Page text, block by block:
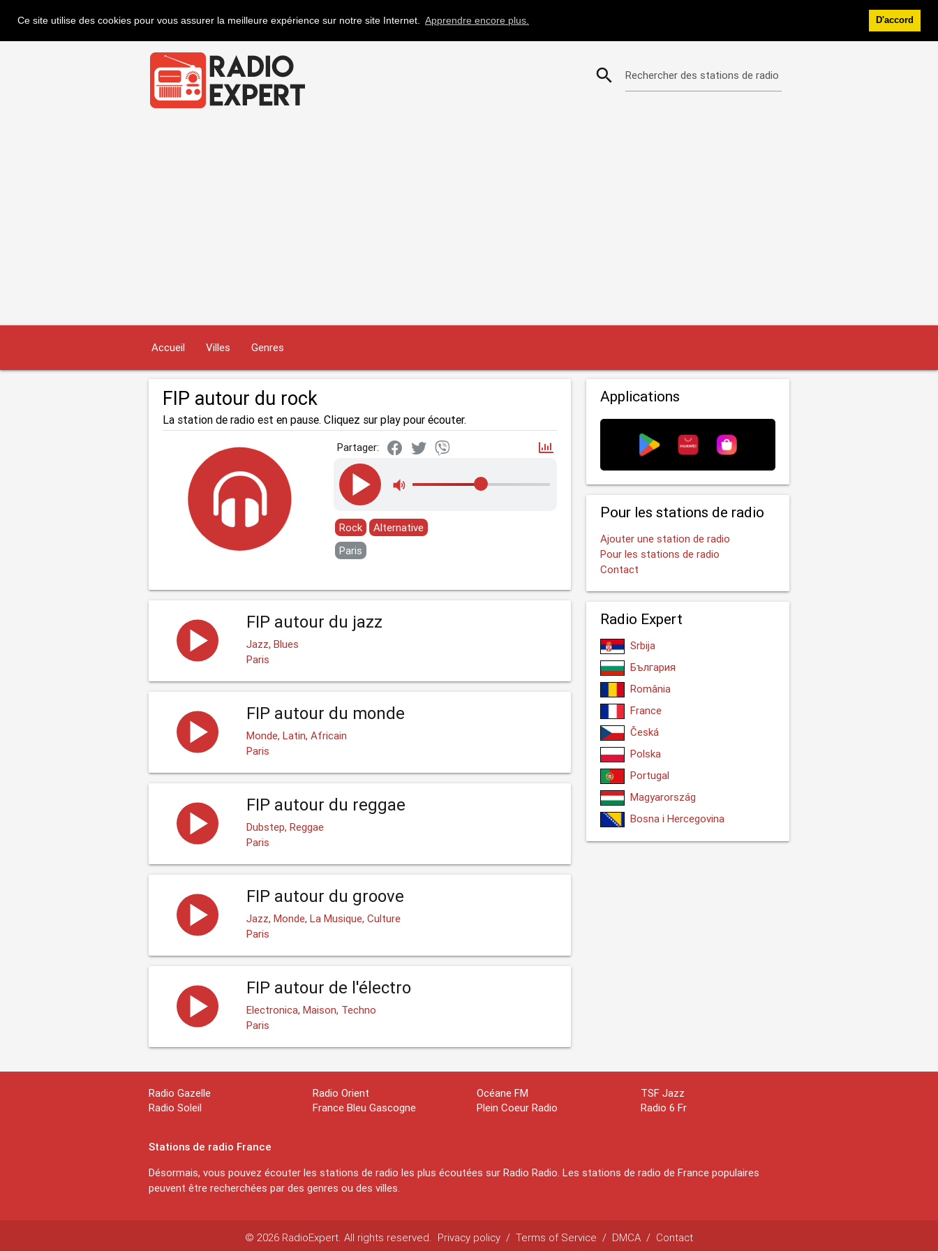
Ce site utilise des cookies pour vous assurer la meilleure expérience sur notre site Internet. Apprendre encore plus. D'accord
search Rechercher des stations de radio
Accueil Villes Genres
FIP autour du rock
La station de radio est en pause. Cliquez sur play pour écouter.
Partager:
Rock
Alternative
Paris
FIP autour du jazz
Jazz, Blues
Paris
FIP autour du monde
Monde, Latin, Africain
Paris
FIP autour du reggae
Dubstep, Reggae
Paris
FIP autour du groove
Jazz, Monde, La Musique, Culture
Paris
FIP autour de l'électro
Electronica, Maison, Techno
Paris
Applications
Pour les stations de radio
Ajouter une station de radio
Pour les stations de radio
Contact
Radio Expert
Srbija
България
România
France
Česká
Polska
Portugal
Magyarország
Bosna i Hercegovina
Radio Gazelle
Radio Soleil
Radio Orient
France Bleu Gascogne
Océane FM
Plein Coeur Radio
TSF Jazz
Radio 6 Fr
Stations de radio France
Désormais, vous pouvez écouter les stations de radio les plus écoutées sur Radio Radio. Les stations de radio de France populaires
peuvent être recherchées par des genres ou des villes.
© 2026 RadioExpert. All rights reserved. Privacy policy / Terms of Service / DMCA / Contact